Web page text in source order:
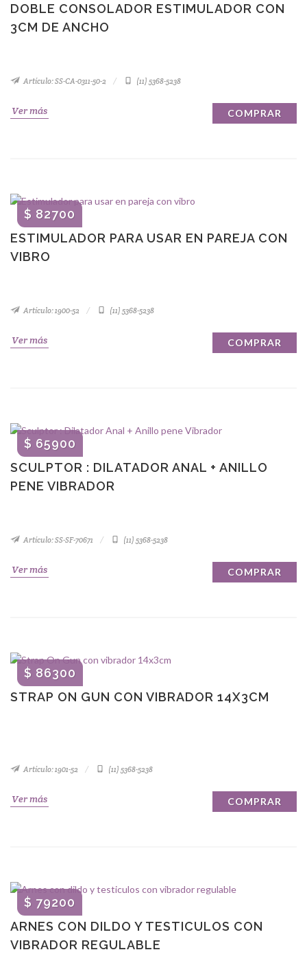
DOBLE CONSOLADOR ESTIMULADOR CON
3CM DE ANCHO
Artículo: SS-CA-0311-50-2 (11) 5368-5238
Ver más COMPRAR
ESTIMULADOR PARA USAR EN PAREJA CON
VIBRO
$ 82700
Artículo: 1900-52 (11) 5368-5238
Ver más COMPRAR
SCULPTOR : DILATADOR ANAL + ANILLO
PENE VIBRADOR
$ 65900
Artículo: SS-SF-70671 (11) 5368-5238
Ver más COMPRAR
STRAP ON GUN CON VIBRADOR 14X3CM
$ 86300
Artículo: 1901-52 (11) 5368-5238
Ver más COMPRAR
ARNES CON DILDO Y TESTICULOS CON
VIBRADOR REGULABLE
$ 79200